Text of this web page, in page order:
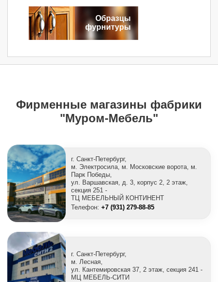
Образцы
фурнитуры
Фирменные магазины фабрики
"Муром-Мебель"
г. Санкт-Петербург,
м. Электросила, м. Московские ворота, м.
Парк Победы,
ул. Варшавская, д. 3, корпус 2, 2 этаж,
секция 251 -
ТЦ МЕБЕЛЬНЫЙ КОНТИНЕНТ
Телефон: +7 (931) 279-88-85
г. Санкт-Петербург,
м. Лесная,
ул. Кантемировская 37, 2 этаж, секция 241 -
МЦ МЕБЕЛЬ-СИТИ